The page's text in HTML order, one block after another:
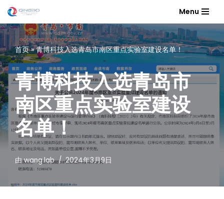
跳
至
正
文
Menu
首页»青博科技入选青岛市南区重点实验室建设名单！
青博科技入选青岛市
南区重点实验室建设
名单！
由wang.lab 2024年3月9日